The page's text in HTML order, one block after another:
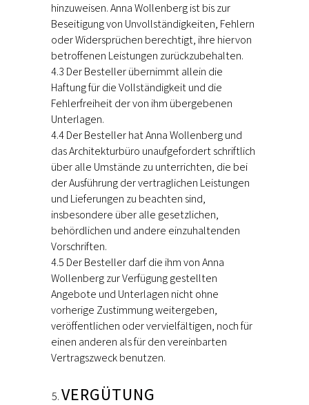
hinzuweisen. Anna Wollenberg ist bis zur
Beseitigung von Unvollständigkeiten, Fehlern
oder Widersprüchen berechtigt, ihre hiervon
betroffenen Leistungen zurückzubehalten.
4.3 Der Besteller übernimmt allein die
Haftung für die Vollständigkeit und die
Fehlerfreiheit der von ihm übergebenen
Unterlagen.
4.4 Der Besteller hat Anna Wollenberg und
das Architekturbüro unaufgefordert schriftlich
über alle Umstände zu unterrichten, die bei
der Ausführung der vertraglichen Leistungen
und Lieferungen zu beachten sind,
insbesondere über alle gesetzlichen,
behördlichen und andere einzuhaltenden
Vorschriften.
4.5 Der Besteller darf die ihm von Anna
Wollenberg zur Verfügung gestellten
Angebote und Unterlagen nicht ohne
vorherige Zustimmung weitergeben,
veröffentlichen oder vervielfältigen, noch für
einen anderen als für den vereinbarten
Vertragszweck benutzen.
VERGÜTUNG